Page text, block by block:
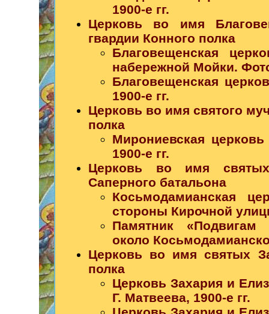
1900-е гг.
Церковь во имя
гвардии Конного полка
Благовещенская
набережной Мойки.
Благовещенская
1900-е гг.
Церковь во имя святого
полка
Мирониевская
1900-е гг.
Церковь во имя
Саперного батальона
Косьмодамианская
стороны Кирочной
Памятник «Подвигам
около
Церковь во имя святых
полка
Церковь Захария и
Г. Матвеева, 1900-е гг.